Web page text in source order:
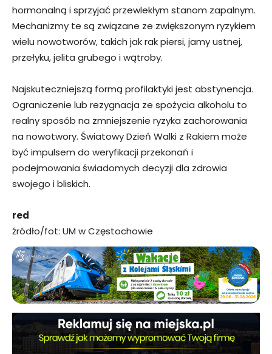
hormonalną i sprzyjać przewlekłym stanom zapalnym.
Mechanizmy te są związane ze zwiększonym ryzykiem
wielu nowotworów, takich jak rak piersi, jamy ustnej,
przełyku, jelita grubego i wątroby.
Najskuteczniejszą formą profilaktyki jest abstynencja.
Ograniczenie lub rezygnacja ze spożycia alkoholu to
realny sposób na zmniejszenie ryzyka zachorowania
na nowotwory. Światowy Dzień Walki z Rakiem może
być impulsem do weryfikacji przekonań i
podejmowania świadomych decyzji dla zdrowia
swojego i bliskich.
red
źródło/fot: UM w Częstochowie